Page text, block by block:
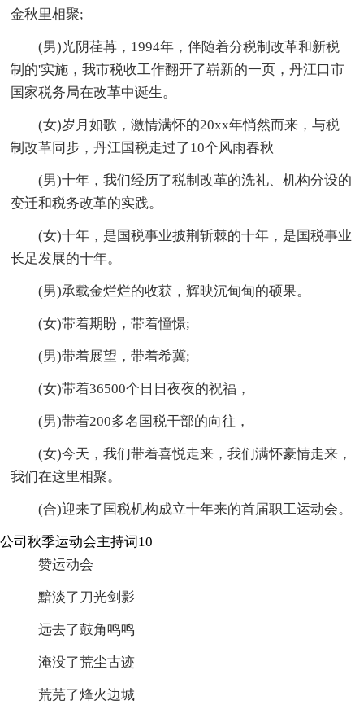
金秋里相聚;
(男)光阴荏苒，1994年，伴随着分税制改革和新税
制的'实施，我市税收工作翻开了崭新的一页，丹江口市
国家税务局在改革中诞生。
(女)岁月如歌，激情满怀的20xx年悄然而来，与税
制改革同步，丹江国税走过了10个风雨春秋
(男)十年，我们经历了税制改革的洗礼、机构分设的
变迁和税务改革的实践。
(女)十年，是国税事业披荆斩棘的十年，是国税事业
长足发展的十年。
(男)承载金烂烂的收获，辉映沉甸甸的硕果。
(女)带着期盼，带着憧憬;
(男)带着展望，带着希冀;
(女)带着36500个日日夜夜的祝福，
(男)带着200多名国税干部的向往，
(女)今天，我们带着喜悦走来，我们满怀豪情走来，
我们在这里相聚。
(合)迎来了国税机构成立十年来的首届职工运动会。
公司秋季运动会主持词10
赞运动会
黯淡了刀光剑影
远去了鼓角鸣鸣
淹没了荒尘古迹
荒芜了烽火边城